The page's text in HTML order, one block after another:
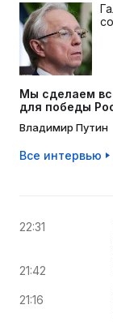
Мы сделаем
для победы
Владимир Путин
Все интервью
22:31
21:42
21:16